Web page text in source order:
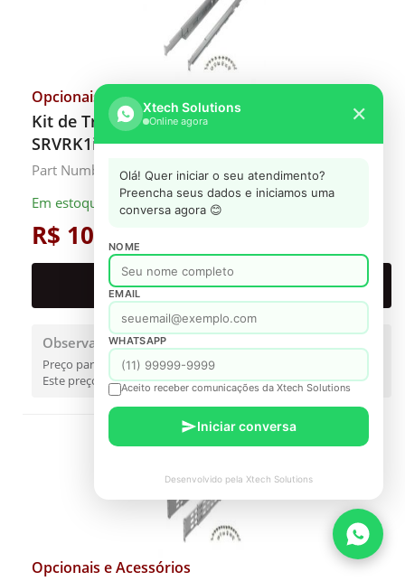
Opcionais e Acessórios
Kit de Trilhos APC para Nobreak SRV 700mm
SRVRK1i
Part Number#: SRVRK1i
Em estoque: 195 unidade(s)
R$ 100,56
PROPOSTA FORMAL
Observações
Preço para SP contribuinte.
Este preço é válido somente para referência.
Opcionais e Acessórios
Xtech Solutions
Online agora ✕
Olá! Quer iniciar o seu atendimento?
Preencha seus dados e iniciamos uma
conversa agora 😊
NOME
EMAIL
WHATSAPP
Aceito receber comunicações da Xtech Solutions
Iniciar conversa
Desenvolvido pela Xtech Solutions